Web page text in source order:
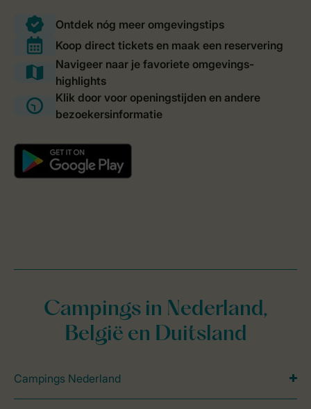
Campings in Nederland,
België en Duitsland
Campings Nederland